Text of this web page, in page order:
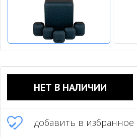
НЕТ В НАЛИЧИИ
добавить в избранное